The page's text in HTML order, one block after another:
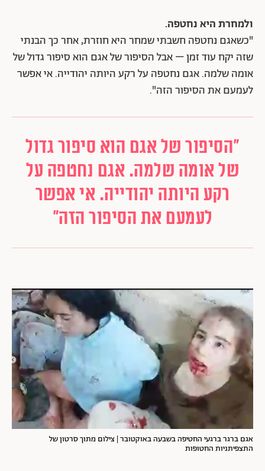
ולמחרת היא נחטפה.
"כשאגם נחטפה חשבתי שמחר היא חוזרת, אחר כך הבנתי
שזה יקח עוד זמן – אבל הסיפור של אגם הוא סיפור גדול של
אומה שלמה. אגם נחטפה על רקע היותה יהודייה. אי אפשר
לעמעם את הסיפור הזה".
"הסיפור של אגם הוא סיפור גדול
של אומה שלמה. אגם נחטפה על
רקע היותה יהודייה. אי אפשר
לעמעם את הסיפור הזה"
אגם ברגר ברגעי החטיפה בשבעה באוקטובר | צילום מתוך סרטון של
התצפיתניות החטופות